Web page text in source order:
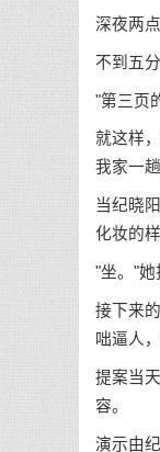
深夜两
不到五
"第三页
就这样
我家一
当纪晓
化妆的
"坐。"
接下来
咄逼人
提案当
容。
演示由